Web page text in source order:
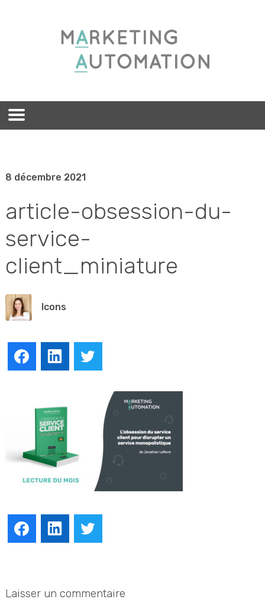
8 décembre 2021
article-obsession-du-
service-
client_miniature
lcons
FacebookLinkedIn
FacebookLinkedIn
Laisser un commentaire